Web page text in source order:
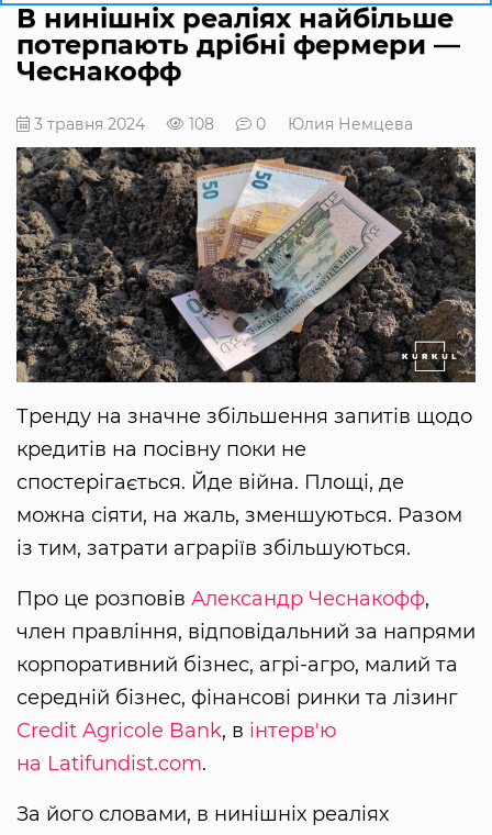
В нинішніх реаліях найбільше
потерпають дрібні фермери —
Чеснакофф
3 травня 2024 108 0 Юлия Немцева
Тренду на значне збільшення запитів щодо
кредитів на посівну поки не
спостерігається. Йде війна. Площі, де
можна сіяти, на жаль, зменшуються. Разом
із тим, затрати аграріїв збільшуються.
Про це розповів Александр Чеснакофф,
член правління, відповідальний за напрями
корпоративний бізнес, агрі-агро, малий та
середній бізнес, фінансові ринки та лізинг
Credit Agricole Bank, в інтерв'ю
на Latifundist.com.
За його словами, в нинішніх реаліях